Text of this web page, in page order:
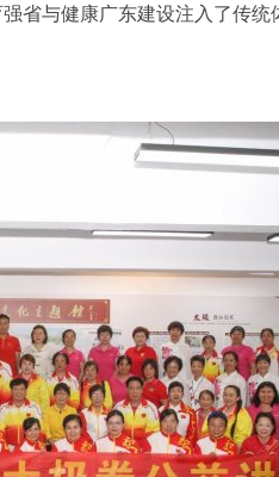
省与健康广东建设注入了传统